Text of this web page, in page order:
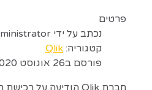
פרטים
נכתב על ידיAdministrator
קטגוריה:Qlik
פורסם ב26 אוגוסט 2020